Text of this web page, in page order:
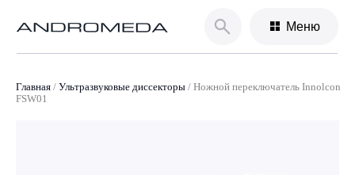
Главная / Ультразвуковые диссекторы / Ножной переключатель Innolcon
FSW01